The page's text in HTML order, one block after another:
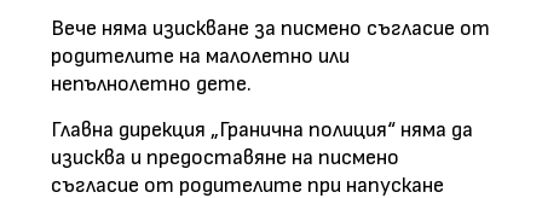
Вече няма изискване за писмено съгласие от
родителите на малолетно или
непълнолетно дете.
Главна дирекция „Гранична полиция“ няма да
изисква и предоставяне на писмено
съгласие от родителите при напускане